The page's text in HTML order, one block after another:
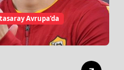
Avrupa’da